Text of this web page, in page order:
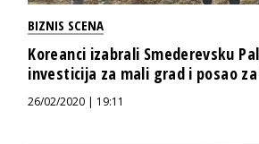
BIZNIS SCENA
Koreanci izabrali Smederevsku
investicija za mali grad i posao za
26/02/2020 | 19:11